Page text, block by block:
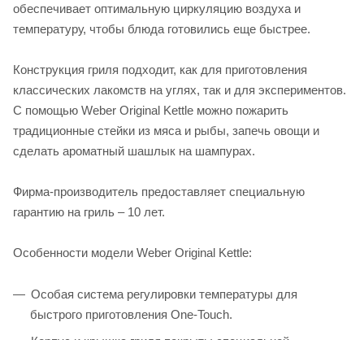
обеспечивает оптимальную циркуляцию воздуха и
температуру, чтобы блюда готовились еще быстрее.
Конструкция гриля подходит, как для приготовления
классических лакомств на углях, так и для экспериментов.
С помощью Weber Original Kettle можно пожарить
традиционные стейки из мяса и рыбы, запечь овощи и
сделать ароматный шашлык на шампурах.
Фирма-производитель предоставляет специальную
гарантию на гриль – 10 лет.
Особенности модели Weber Original Kettle:
Особая система регулировки температуры для
быстрого приготовления One-Touch.